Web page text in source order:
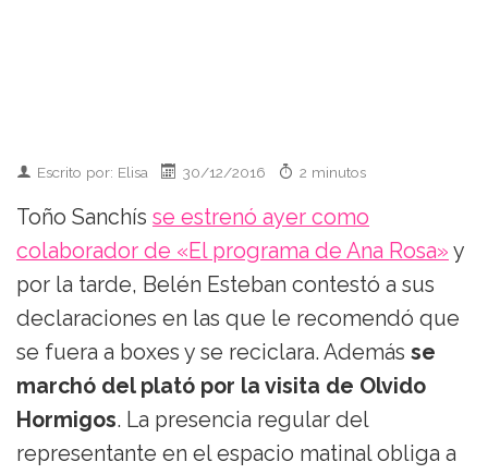
Escrito por: Elisa 30/12/2016 2 minutos
Toño Sanchís se estrenó ayer como
colaborador de «El programa de Ana Rosa» y
por la tarde, Belén Esteban contestó a sus
declaraciones en las que le recomendó que
se fuera a boxes y se reciclara. Además se
marchó del plató por la visita de Olvido
Hormigos. La presencia regular del
representante en el espacio matinal obliga a